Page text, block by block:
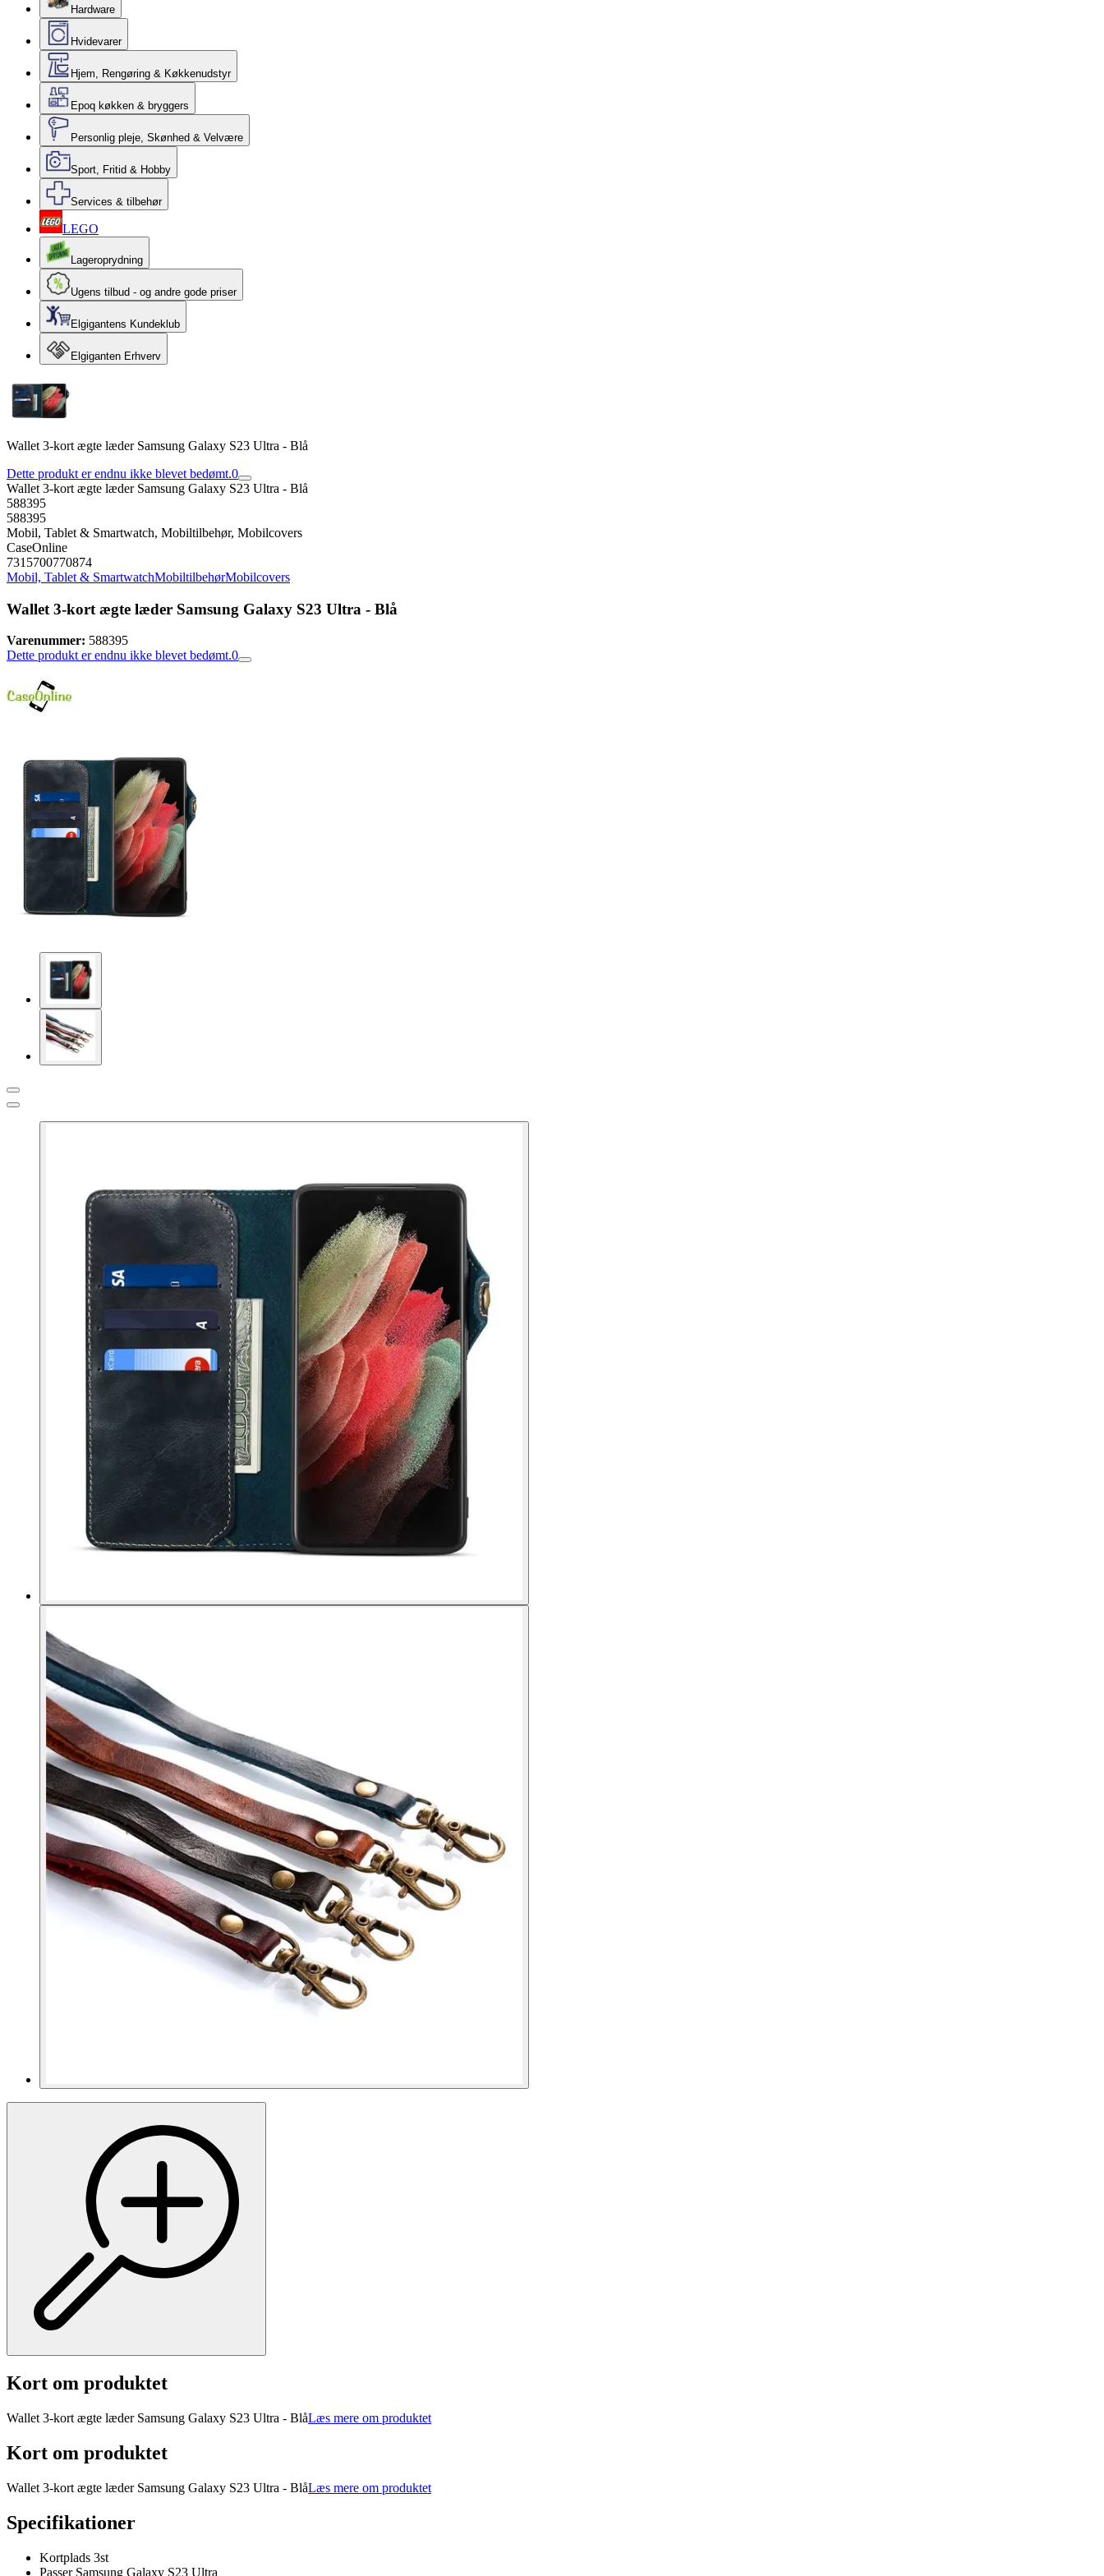
Hardware
Hvidevarer
Hjem, Rengøring & Køkkenudstyr
Epoq køkken & bryggers
Personlig pleje, Skønhed & Velvære
Sport, Fritid & Hobby
Services & tilbehør
LEGO
Lageroprydning
Ugens tilbud - og andre gode priser
Elgigantens Kundeklub
Elgiganten Erhverv
Wallet 3-kort ægte læder Samsung Galaxy S23 Ultra - Blå
Dette produkt er endnu ikke blevet bedømt.0
Wallet 3-kort ægte læder Samsung Galaxy S23 Ultra - Blå
588395
588395
Mobil, Tablet & Smartwatch, Mobiltilbehør, Mobilcovers
CaseOnline
7315700770874
Mobil, Tablet & SmartwatchMobiltilbehørMobilcovers
Wallet 3-kort ægte læder Samsung Galaxy S23 Ultra - Blå
Varenummer: 588395
Dette produkt er endnu ikke blevet bedømt.0
Kort om produktet
Wallet 3-kort ægte læder Samsung Galaxy S23 Ultra - BlåLæs mere om produktet
Kort om produktet
Wallet 3-kort ægte læder Samsung Galaxy S23 Ultra - BlåLæs mere om produktet
Specifikationer
Kortplads 3st
Passer Samsung Galaxy S23 Ultra